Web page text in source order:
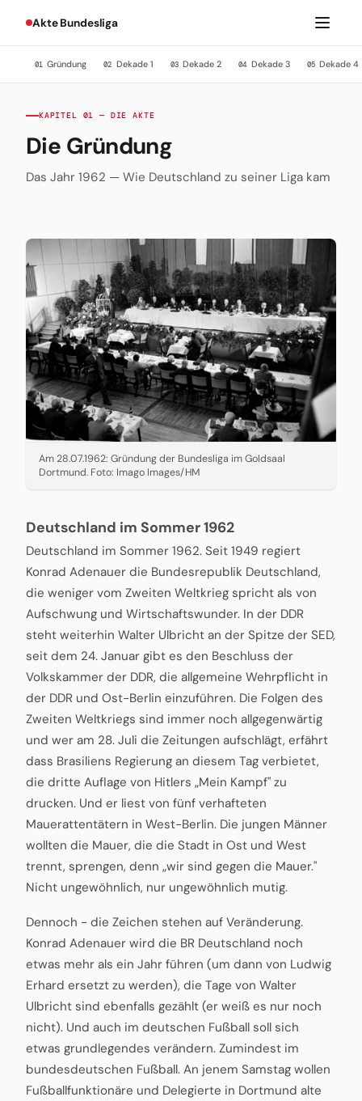
Akte Bundesliga
01 Gründung 02 Dekade 1 03 Dekade 2 04 Dekade 3 05 Dekade 4
KAPITEL 01 — DIE AKTE
Die Gründung
Das Jahr 1962 — Wie Deutschland zu seiner Liga kam
Am 28.07.1962: Gründung der Bundesliga im Goldsaal
Dortmund. Foto: Imago Images/HM
Deutschland im Sommer 1962
Deutschland im Sommer 1962. Seit 1949 regiert
Konrad Adenauer die Bundesrepublik Deutschland,
die weniger vom Zweiten Weltkrieg spricht als von
Aufschwung und Wirtschaftswunder. In der DDR
steht weiterhin Walter Ulbricht an der Spitze der SED,
seit dem 24. Januar gibt es den Beschluss der
Volkskammer der DDR, die allgemeine Wehrpflicht in
der DDR und Ost-Berlin einzuführen. Die Folgen des
Zweiten Weltkriegs sind immer noch allgegenwärtig
und wer am 28. Juli die Zeitungen aufschlägt, erfährt
dass Brasiliens Regierung an diesem Tag verbietet,
die dritte Auflage von Hitlers „Mein Kampf" zu
drucken. Und er liest von fünf verhafteten
Mauerattentätern in West-Berlin. Die jungen Männer
wollten die Mauer, die die Stadt in Ost und West
trennt, sprengen, denn „wir sind gegen die Mauer."
Nicht ungewöhnlich, nur ungewöhnlich mutig.
Dennoch - die Zeichen stehen auf Veränderung.
Konrad Adenauer wird die BR Deutschland noch
etwas mehr als ein Jahr führen (um dann von Ludwig
Erhard ersetzt zu werden), die Tage von Walter
Ulbricht sind ebenfalls gezählt (er weiß es nur noch
nicht). Und auch im deutschen Fußball soll sich
etwas grundlegendes verändern. Zumindest im
bundesdeutschen Fußball. An jenem Samstag wollen
Fußballfunktionäre und Delegierte in Dortmund alte